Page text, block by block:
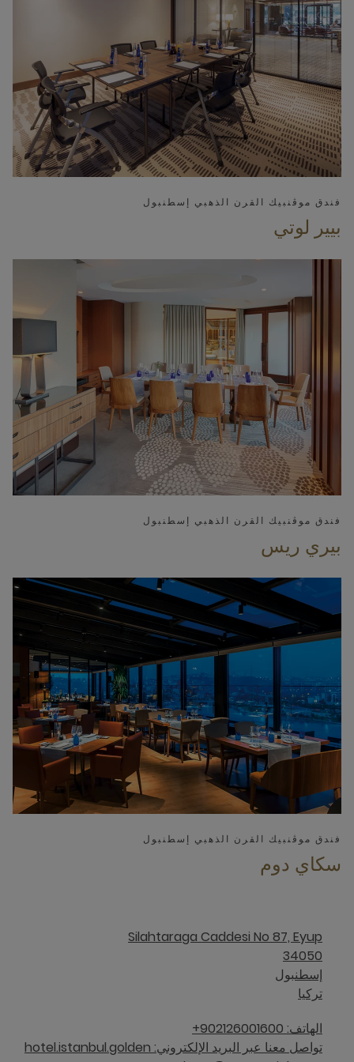
فندق موڤنبيك القرن الذهبي إسطنبول
بيير لوتي
فندق موڤنبيك القرن الذهبي إسطنبول
بيري ريس
فندق موڤنبيك القرن الذهبي إسطنبول
سكاي دوم
Silahtaraga Caddesi No 87, Eyup
34050
إسطنبول
تركيا
الهاتف: 902126001600+
تواصل معنا عبر البريد الإلكتروني: hotel.istanbul.golden